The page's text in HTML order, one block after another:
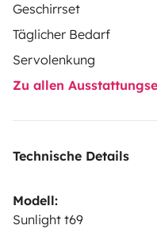
Geschirrset
Täglicher Bedarf
Servolenkung
Zu allen
Technische Details
Modell:
Sunlight t69